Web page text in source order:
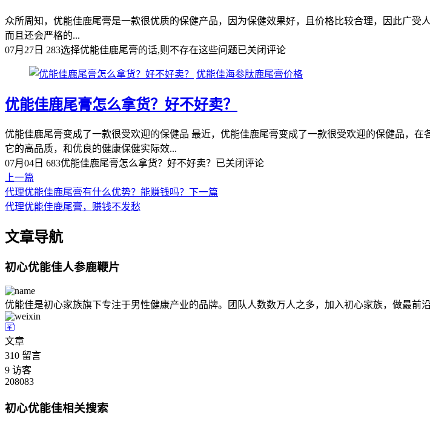
众所周知，优能佳鹿尾膏是一款很优质的保健产品，因为保健效果好，且价格比较合理，因此广
而且还会严格的...
07月27日 283选择优能佳鹿尾膏的话,则不存在这些问题已关闭评论
优能佳海参肽鹿尾膏价格
优能佳鹿尾膏怎么拿货？好不好卖？
优能佳鹿尾膏变成了一款很受欢迎的保健品 最近，优能佳鹿尾膏变成了一款很受欢迎的保健品，
它的高品质，和优良的健康保健实际效...
07月04日 683优能佳鹿尾膏怎么拿货？好不好卖？ 已关闭评论
上一篇
代理优能佳鹿尾膏有什么优势？能赚钱吗？ 下一篇
代理优能佳鹿尾膏，赚钱不发愁
文章导航
初心优能佳人参鹿鞭片
优能佳是初心家族旗下专注于男性健康产业的品牌。团队人数数万人之多，加入初心家族，做最前沿
文章
310 留言
9 访客
208083
初心优能佳相关搜索